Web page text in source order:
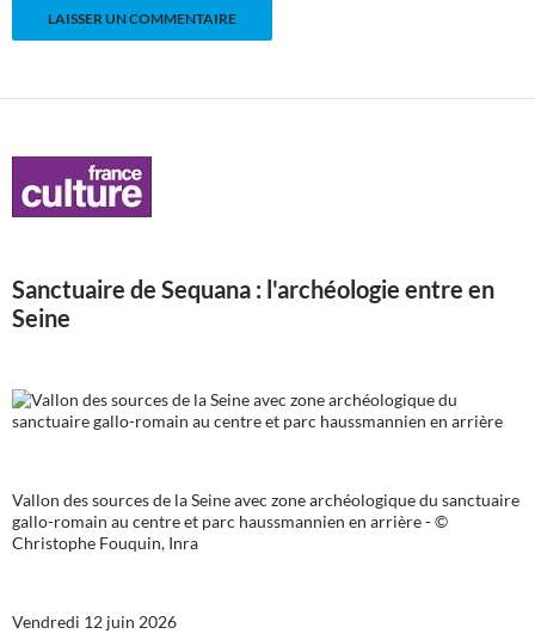
Sanctuaire de Sequana : l'archéologie entre en
Seine
Vallon des sources de la Seine avec zone archéologique du sanctuaire
gallo-romain au centre et parc haussmannien en arrière - ©
Christophe Fouquin, Inra
Vendredi 12 juin 2026